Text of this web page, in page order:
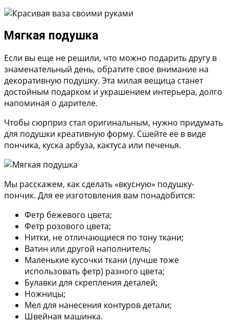
Мягкая подушка
Если вы еще не решили, что можно подарить другу в
знаменательный день, обратите свое внимание на
декоративную подушку. Эта милая вещица станет
достойным подарком и украшением интерьера, долго
напоминая о дарителе.
Чтобы сюрприз стал оригинальным, нужно придумать
для подушки креативную форму. Сшейте ее в виде
пончика, куска арбуза, кактуса или печенья.
Мы расскажем, как сделать «вкусную» подушку-
пончик. Для ее изготовления вам понадобится:
Фетр бежевого цвета;
Фетр розового цвета;
Нитки, не отличающиеся по тону ткани;
Ватин или другой наполнитель;
Маленькие кусочки ткани (лучше тоже
использовать фетр) разного цвета;
Булавки для скрепления деталей;
Ножницы;
Мел для нанесения контуров детали;
Швейная машинка.